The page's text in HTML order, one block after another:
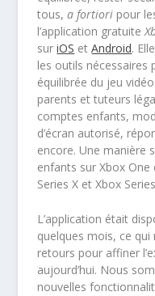
tous,a fortiori pour
l’application gratuite
suriOS etAndroid.
les outils nécessaires
équilibrée du jeu
parents et tuteurs
comptes enfants,
d’écran autorisé,
encore. Une manière
enfants sur Xbox
Series X et Xbox
L’application était
quelques mois, ce qui
retours pour affiner
aujourd’hui. Nous
nouvelles